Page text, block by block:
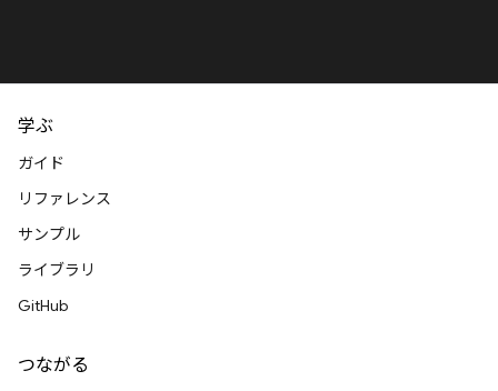
学ぶ
ガイド
リファレンス
サンプル
ライブラリ
GitHub
つながる